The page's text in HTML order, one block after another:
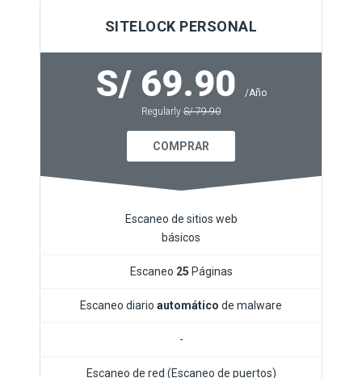
SITELOCK PERSONAL
S/ 69.90
/Año
Regularly S/ 79.90
COMPRAR
Escaneo de sitios web
básicos
Escaneo 25 Páginas
Escaneo diario automático de malware
-
Escaneo de red (Escaneo de puertos)